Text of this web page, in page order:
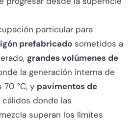
particular para
prefabricado sometidos a
grandes volúmenes de
la generación interna de
°C, y pavimentos de
donde las
superan los límites